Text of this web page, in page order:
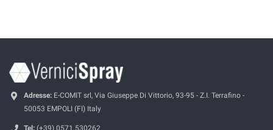
Adresse: E-COMIT srl, Via Giuseppe Di Vittorio, 93-95 - Z.I. Terrafino -
50053 EMPOLI (FI) Italy
Tel: (+39) 0571.530262